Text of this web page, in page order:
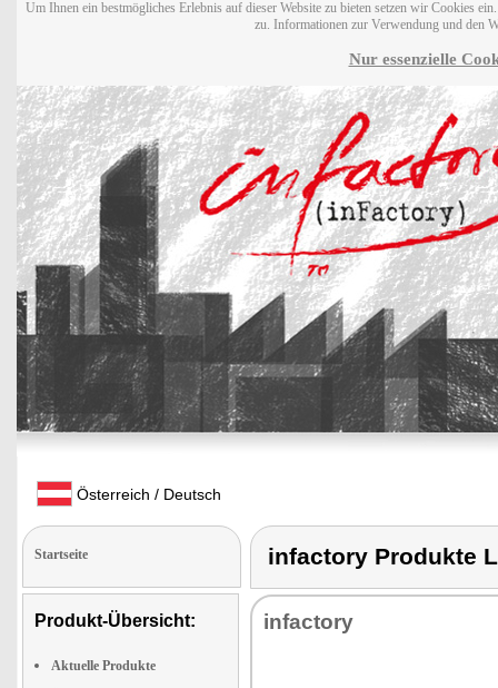
Um Ihnen ein bestmögliches Erlebnis auf dieser Website zu bieten setzen wir Cookies
zu. Informationen zur Verwendung und den
Nur essenzielle
Österreich / Deutsch
Startseite
Produkt-Übersicht:
Aktuelle Produkte
infactory Produkte
infactory